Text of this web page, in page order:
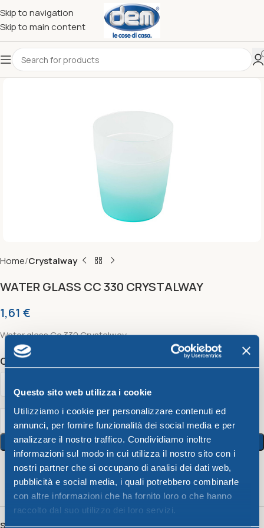
Questo sito web utilizza i cookie
Utilizziamo i cookie per personalizzare contenuti ed
annunci, per fornire funzionalità dei social media e per
analizzare il nostro traffico. Condividiamo inoltre
informazioni sul modo in cui utilizza il nostro sito con i
nostri partner che si occupano di analisi dei dati web,
pubblicità e social media, i quali potrebbero combinarle
con altre informazioni che ha fornito loro o che hanno
raccolto dal suo utilizzo dei loro servizi.
Skip to navigation
Skip to main content
Home Crystalway
WATER GLASS CC 330 CRYSTALWAY
1,61 €
Water glass Cc 330 Crystalway
Color
Add To Cart
7 People watching this product now!
SKU:60135